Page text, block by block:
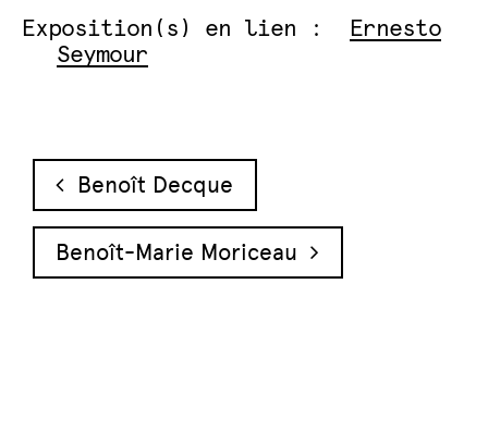
Exposition(s) en lien :
Ernesto
Seymour
Navigation des articles
Benoît Decque
Benoît-Marie Moriceau